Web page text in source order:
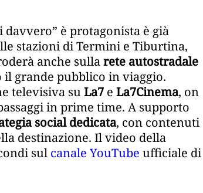
è protagonista è già
stazioni di Termini e Tiburtina,
anche sullarete autostradale
grande pubblico in viaggio.
televisiva suLa7 e La7Cinema, on
in prime time. A supporto
social dedicata, con contenuti
destinazione. Il video della
sul canale YouTube ufficiale di